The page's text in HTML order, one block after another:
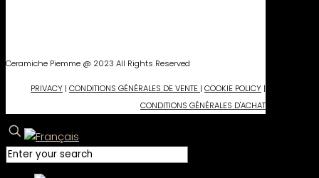
Ceramiche Piemme @ 2023 All Rights Reserved
PRIVACY | CONDITIONS GÉNÉRALES DE VENTE | COOKIE POLICY |
CONDITIONS GÉNÉRALES D'ACHAT